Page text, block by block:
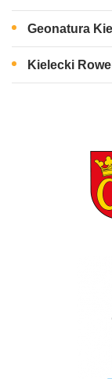
Geonatura
Kielecki